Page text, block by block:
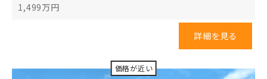
1,499万円
詳細を見る